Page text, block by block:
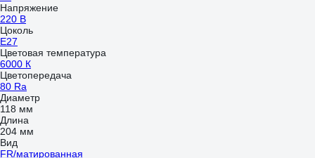
Напряжение
220 В
Цоколь
E27
Цветовая температура
6000 К
Цветопередача
80 Ra
Диаметр
118 мм
Длина
204 мм
Вид
FR/матированная